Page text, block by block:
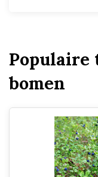
bomen